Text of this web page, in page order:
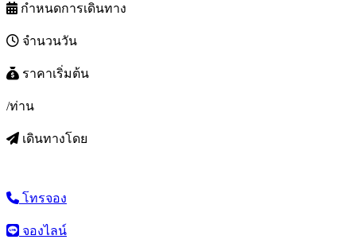
กำหนดการเดินทาง
จำนวนวัน
ราคาเริ่มต้น
/ท่าน
เดินทางโดย
โทรจอง
จองไลน์